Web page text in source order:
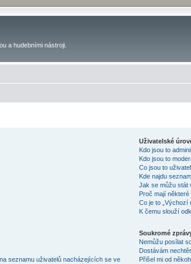
a hudebními nástroji.
seznamu uživatelů nacházejících se ve
Uživatelské
Kdo jsou to
Kdo jsou to
Co jsou to
Kde najdu
Jak se můžu stát
Proč mají
Co je to „Výchozí
K čemu slouží
Soukromé
Nemůžu posílat
Dostávám
Přišel mi od